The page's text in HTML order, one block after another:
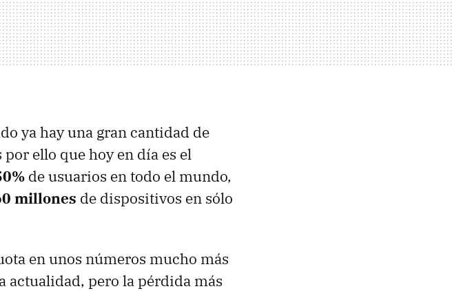
ya hay una gran cantidad de
ello que hoy en día es el
de usuarios en todo el mundo,
millones de dispositivos en sólo
en unos números mucho más
actualidad, pero la pérdida más